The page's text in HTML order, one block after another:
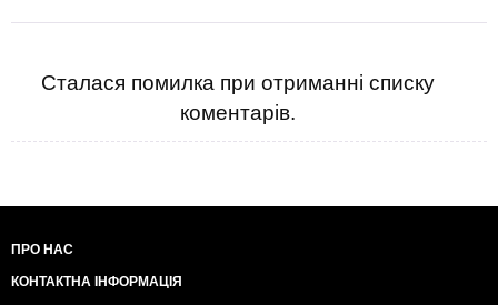
Сталася помилка при отриманні списку
коментарів.
ПРО НАС
КОНТАКТНА ІНФОРМАЦІЯ